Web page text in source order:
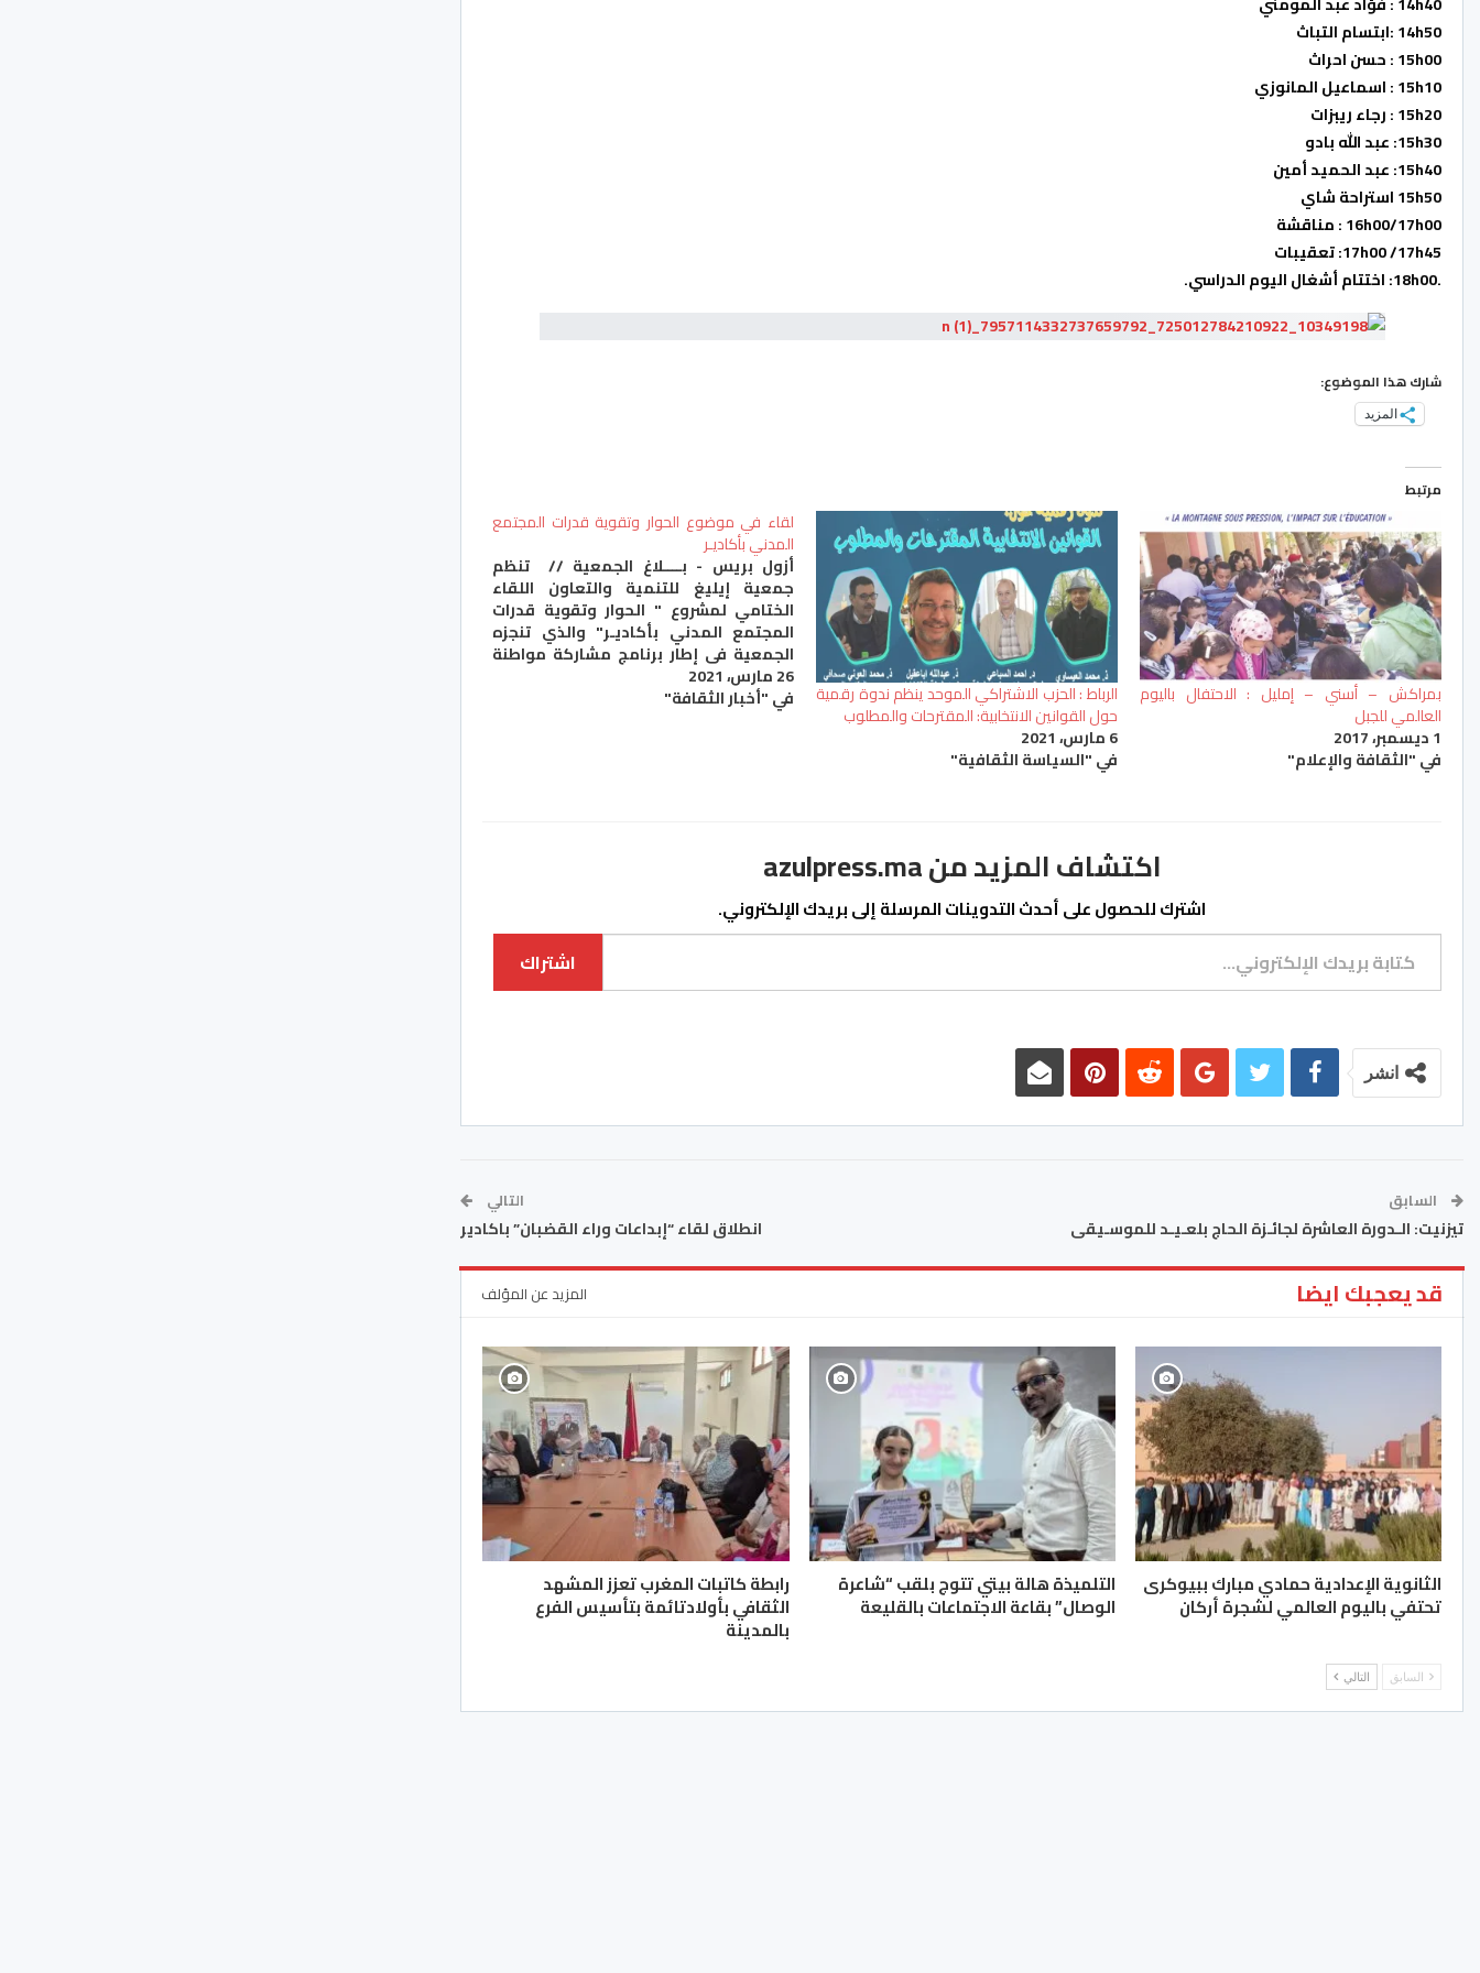
14h50 :ابتسام التباث
15h00 : حسن احراث
15h10 : اسماعيل المانوزي
15h20 : رجاء ريبزات
15h30: عبد الله بادو
15h40: عبد الحميد أمين
15h50 استراحة شاي
16h00/17h00 : مناقشة
17h00 /17h45: تعقيبات
.18h00: اختتام أشغال اليوم الدراسي
.
شارك هذا الموضوع:
المزيد
مرتبط
بمراكش – أسني – إمليل : الاحتفال باليوم
العالمي للجبل
1 ديسمبر، 2017
في "الثقافة والإعلام"
الرباط : الحزب الاشتراكي الموحد ينظم ندوة رقمية
حول القوانين الانتخابية: المقترحات والمطلوب
6 مارس، 2021
في "السياسة الثقافية"
لقاء في موضوع الحوار وتقوية قدرات المجتمع
المدني بأكاديـر
أزول بريس - بــــلاغ الجمعية // تنظم
جمعية إيليغ للتنمية والتعاون اللقاء
الختامي لمشروع " الحوار وتقوية قدرات
المجتمع المدني بأكاديـر" والذي تنجزه
الجمعية في إطار برنامج مشاركة مواطنة
الممول من الاتحاد الأوروبي تحت إشراف
مكتب الأمم المتحدة لخدمات المشاريع
26 مارس، 2021
في "أخبار الثقافة"
اكتشاف المزيد من azulpress.ma
اشترك للحصول على أحدث التدوينات المرسلة إلى بريدك الإلكتروني.
كتابة بريدك الإلكتروني...
اشتراك
انشر
السابق
تيزنيت: الـدورة العاشرة لجائـزة الحاج بلعـيـد للموسـيقى
التالي
انطلاق لقاء “إبداعات وراء القضبان” باكادير
قد يعجبك ايضا المزيد عن المؤلف
الثانوية الإعدادية حمادي مبارك ببيوكرى
تحتفي باليوم العالمي لشجرة أركان
التلميذة هالة بيتي تتوج بلقب “شاعرة
الوصال” بقاعة الاجتماعات بالقليعة
رابطة كاتبات المغرب تعزز المشهد
الثقافي بأولادتائمة بتأسيس الفرع
بالمدينة
السابق التالي